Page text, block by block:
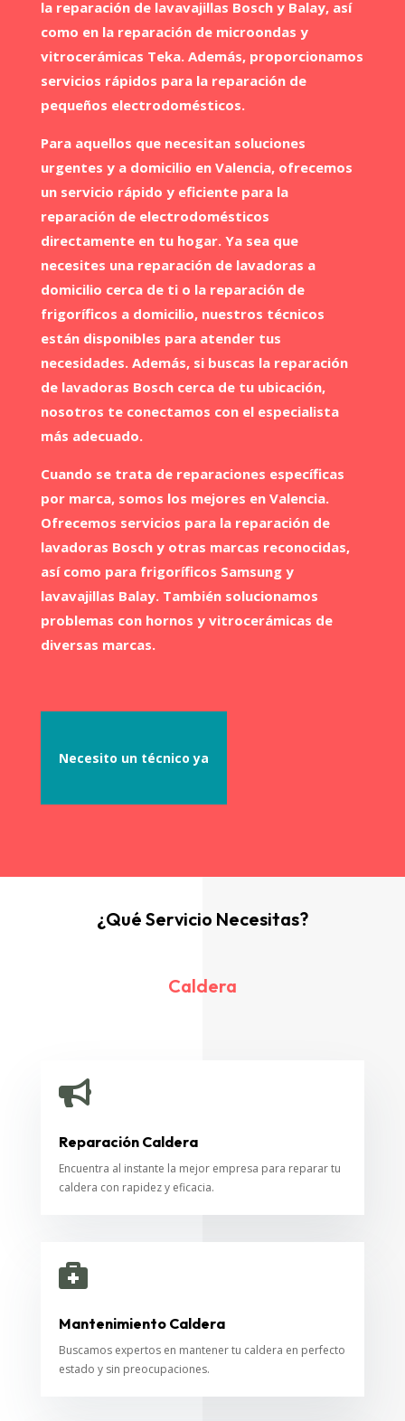
la reparación de lavavajillas Bosch y Balay, así
como en la reparación de microondas y
vitrocerámicas Teka. Además, proporcionamos
servicios rápidos para la reparación de
pequeños electrodomésticos.
Para aquellos que necesitan soluciones
urgentes y a domicilio en Valencia, ofrecemos
un servicio rápido y eficiente para la
reparación de electrodomésticos
directamente en tu hogar. Ya sea que
necesites una reparación de lavadoras a
domicilio cerca de ti o la reparación de
frigoríficos a domicilio, nuestros técnicos
están disponibles para atender tus
necesidades. Además, si buscas la reparación
de lavadoras Bosch cerca de tu ubicación,
nosotros te conectamos con el especialista
más adecuado.
Cuando se trata de reparaciones específicas
por marca, somos los mejores en Valencia.
Ofrecemos servicios para la reparación de
lavadoras Bosch y otras marcas reconocidas,
así como para frigoríficos Samsung y
lavavajillas Balay. También solucionamos
problemas con hornos y vitrocerámicas de
diversas marcas.
Necesito un técnico ya
¿Qué Servicio Necesitas?
Caldera

Reparación Caldera
Encuentra al instante la mejor empresa para reparar tu
caldera con rapidez y eficacia.

Mantenimiento Caldera
Buscamos expertos en mantener tu caldera en perfecto
estado y sin preocupaciones.